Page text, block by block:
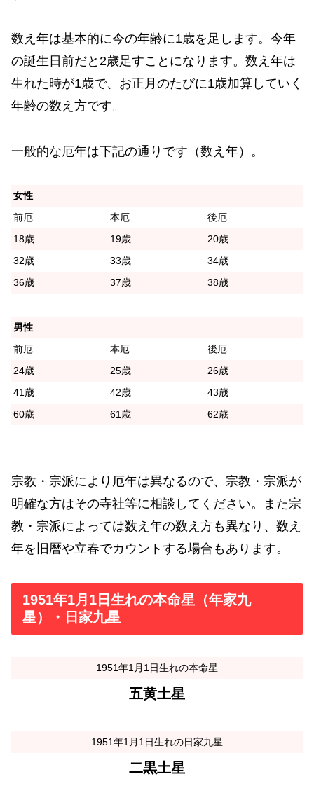
数え年は基本的に今の年齢に1歳を足します。今年
の誕生日前だと2歳足すことになります。数え年は
生れた時が1歳で、お正月のたびに1歳加算していく
年齢の数え方です。
一般的な厄年は下記の通りです（数え年）。
女性
前厄
本厄
後厄
18歳
19歳
20歳
32歳
33歳
34歳
36歳
37歳 38歳
男性
前厄
本厄
後厄
24歳
25歳
26歳
41歳
42歳
43歳
60歳
61歳 62歳
宗教・宗派により厄年は異なるので、宗教・宗派が
明確な方はその寺社等に相談してください。また宗
教・宗派によっては数え年の数え方も異なり、数え
年を旧暦や立春でカウントする場合もあります。
1951年1月1日生れの本命星（年家九
星）・日家九星
1951年1月1日生れの本命星
五黄土星
1951年1月1日生れの日家九星
二黒土星